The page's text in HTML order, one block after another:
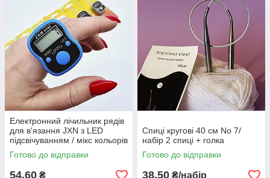
Електронний лічильник рядів
для в'язання JXN з LED
підсвічуванням / мікс кольорів
/ замовлення від 1 штуки
Готово до відправки
54,60 ₴
Спиці кругові 40 см No 7/
набір 2 спиці + голка
Готово до відправки
38,50 ₴/набір